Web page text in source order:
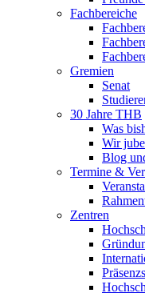
Fachbereiche
Gremien
Senat
30 Jahre THB
Was
Wir
Blog
Termine &
Zentren